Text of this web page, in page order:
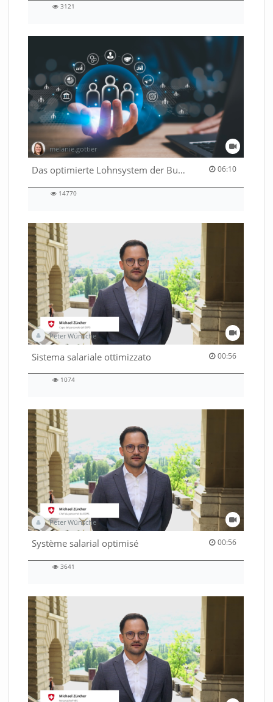
3121
melanie.gottier
Das optimierte Lohnsystem der Bundesverwaltung 06:10
06:10 duration
14770
Peter Wünsche
Sistema salariale ottimizzato 00:56
00:56 duration
1074
Peter Wünsche
Système salarial optimisé 00:56
00:56 duration
3641